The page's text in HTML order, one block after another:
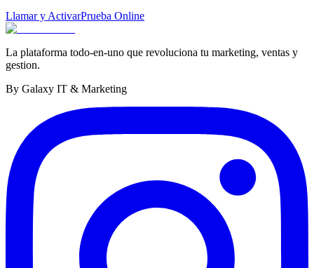
Llamar y ActivarPrueba Online
La plataforma todo-en-uno que revoluciona tu marketing, ventas y
gestion.
By Galaxy IT & Marketing